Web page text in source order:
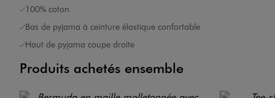
100% coton
Bas de pyjama à ceinture élastique confortable
Haut de pyjama coupe droite
Produits achetés ensemble